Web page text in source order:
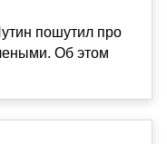
пошутил про
Об этом